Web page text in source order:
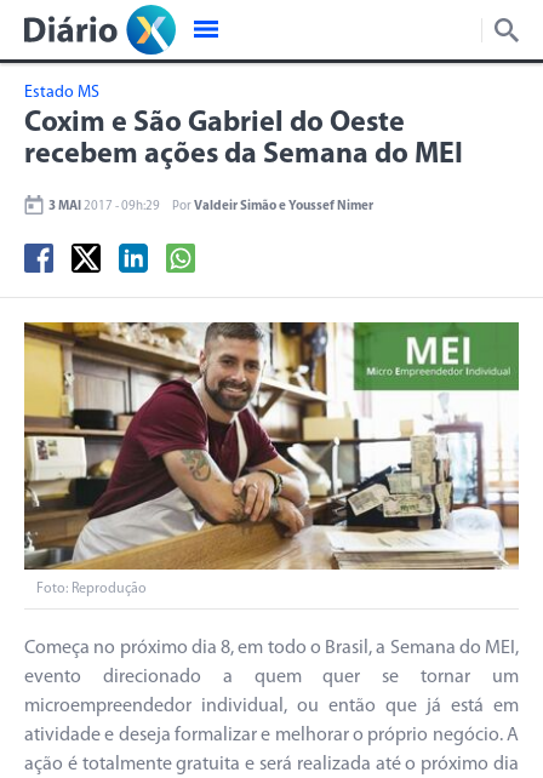
Estado MS
Coxim e São Gabriel do Oeste
recebem ações da Semana do MEI
3 MAI 2017 - 09h:29 PorValdeir Simão e Youssef Nimer
Foto: Reprodução
Começa no próximo dia 8, em todo o Brasil, a Semana do MEI,
evento direcionado a quem quer se tornar um
microempreendedor individual, ou então que já está em
atividade e deseja formalizar e melhorar o próprio negócio. A
ação é totalmente gratuita e será realizada até o próximo dia